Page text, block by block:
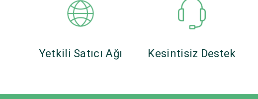
Yetkili Satıcı Ağı Kesintisiz Destek